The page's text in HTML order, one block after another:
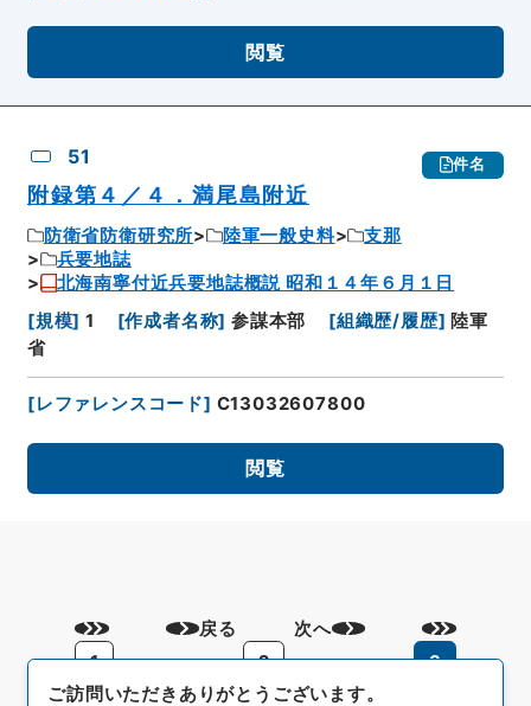
閲覧
51 件名
附録第４／４．満尾島附近
防衛省防衛研究所 陸軍一般史料
支那
兵要地誌
北海南寧付近兵要地誌概説 昭和１４年６月１日
[規模] 1 [作成者名称] 参謀本部 [組織歴/履歴] 陸軍
省
[レファレンスコード] C13032607800
閲覧
戻る
1
2 3
次へ
ご訪問いただきありがとうございます。